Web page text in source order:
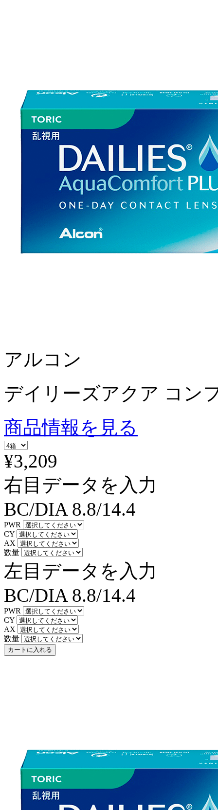
アルコン
デイリーズアクア コン
商品情報を見る
¥3,209
右目データを入力
BC/DIA 8.8/14.4
PWR
CY
AX
数量
左目データを入力
BC/DIA 8.8/14.4
PWR
CY
AX
数量
カートに入れる